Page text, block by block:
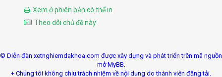
Xem ở phiên bản có thể in
Theo dõi chủ đề này
© Diễn đàn xetnghiemdakhoa.com được xây dựng và phát triển trên mã nguồn
mở MyBB.
+ Chúng tôi không chịu trách nhiệm về nội dung do thành viên đăng tải.